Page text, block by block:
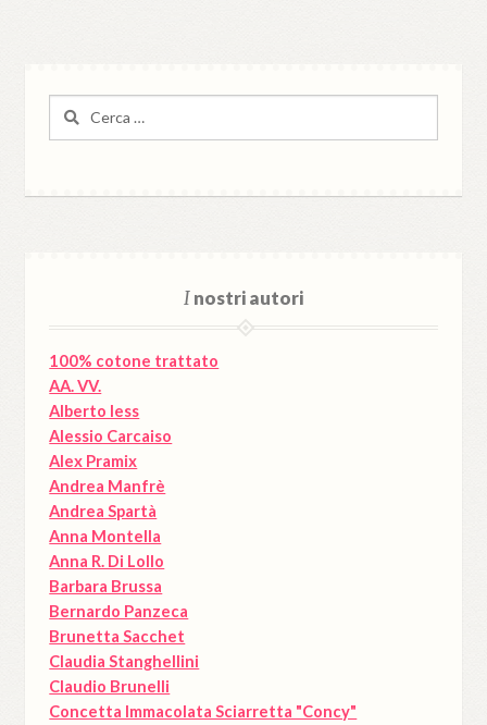
per:
Inostri autori
100% cotone trattato
AA. VV.
Alberto Iess
Alessio Carcaiso
Alex Pramix
Andrea Manfrè
Andrea Spartà
Anna Montella
Anna R. Di Lollo
Barbara Brussa
Bernardo Panzeca
Brunetta Sacchet
Claudia Stanghellini
Claudio Brunelli
Concetta Immacolata Sciarretta "Concy"